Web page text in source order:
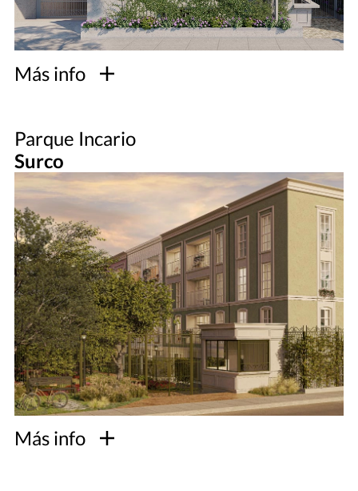
Más info
Parque Incario
Surco
Más info